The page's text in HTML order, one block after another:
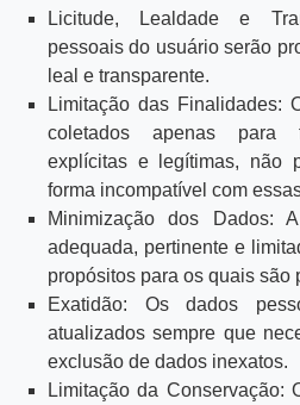
Licitude, Lealdade e
pessoais do usuário serão
leal e transparente.
Limitação das Finalidades:
coletados apenas para
explícitas e legítimas, não
forma incompatível com
Minimização dos Dados:
adequada, pertinente e
propósitos para os quais são
Exatidão: Os dados
atualizados sempre que
exclusão de dados inexatos.
Limitação da Conservação: